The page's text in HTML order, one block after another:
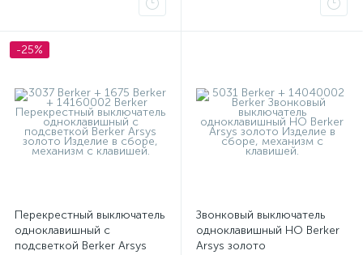
-25%
Перекрестный выключатель
одноклавишный с
подсветкой Berker Arsys
Звонковый выключатель
одноклавишный НО Berker
Arsys золото